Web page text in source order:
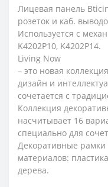
Лицевая панель
розеток и каб.
Используется с
K4202P10, K4202P14.
Living Now
– это новая
дизайн и
сочетается с
Коллекция
насчитывает 16
специально для
Декоративные рамки
материалов:
дерева.